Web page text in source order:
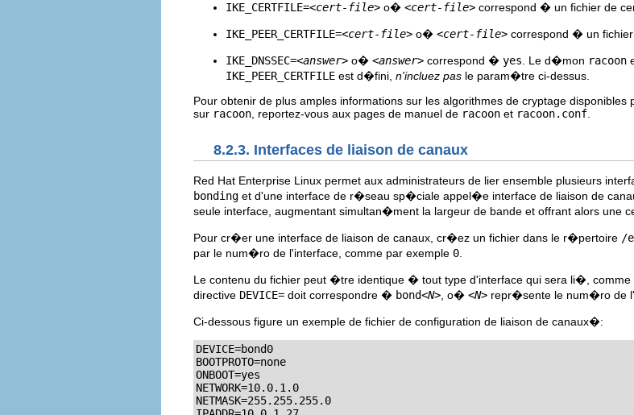
IKE_CERTFILE=<cert-file> o� <cert-file> correspond � un fichier de
IKE_PEER_CERTFILE=<cert-file> o� <cert-file> correspond � un
IKE_DNSSEC=<answer> o� <answer> correspond � yes . Le d�mon racoon
IKE_PEER_CERTFILE est d�fini, n'incluez pas le param�tre ci-dessus.
Pour obtenir de plus amples informations sur les algorithmes de cryptage
sur racoon , reportez-vous aux pages de manuel de racoon et racoon.conf
8.2.3. Interfaces de liaison de canaux
Red Hat Enterprise Linux permet aux administrateurs de lier ensemble plusieurs
bonding et d'une interface de r�seau sp�ciale appel�e interface de liaison de
seule interface, augmentant simultan�ment la largeur de bande et offrant alors une
Pour cr�er une interface de liaison de canaux, cr�ez un fichier dans le r�pertoire /
par le num�ro de l'interface, comme par exemple 0
Le contenu du fichier peut �tre identique � tout type d'interface qui sera li�,
directive DEVICE= doit correspondre � bond<N> , o� <N> repr�sente le num�ro de
Ci-dessous figure un exemple de fichier de configuration de liaison de canaux�:
DEVICE=bond0
BOOTPROTO=none
ONBOOT=yes
NETWORK=10.0.1.0
NETMASK=255.255.255.0